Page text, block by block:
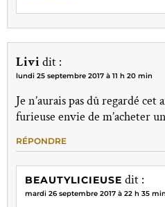
Lividit :
lundi 25 septembre 2017 à 11 h 20 min
Je n’aurais pas dû regardé
furieuse envie de m’acheter
RÉPONDRE
BEAUTYLICIEUSE dit :
mardi 26 septembre 2017 à 22 h 35 min